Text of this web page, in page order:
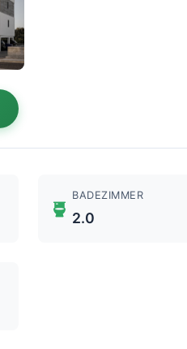
BADEZIMMER
2.0